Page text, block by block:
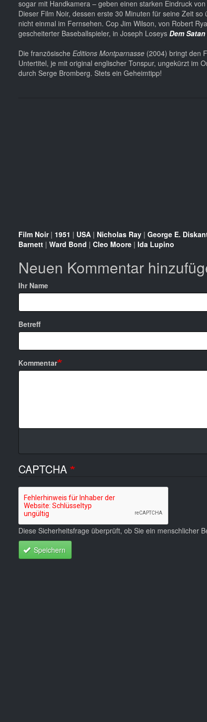
sogar mit Handkamera – geben einen starken Eindruck
Dieser Film Noir, dessen erste 30 Minuten für seine Zeit
nicht einmal im Fernsehen. Cop Jim Wilson, von Robert
gescheiterter Baseballspieler, in Joseph Loseys Dem
Die französische Editions Montparnasse (2004) bringt den
Untertitel, je mit original englischer Tonspur, ungekürzt im
durch Serge Bromberg. Stets ein Geheimtipp!
Film Noir| 1951 | USA | Nicholas Ray | George E.
Barnett | Ward Bond | Cleo Moore | Ida Lupino
Neuen Kommentar
Ihr Name
Betreff
Kommentar
CAPTCHA
Diese Sicherheitsfrage überprüft, ob Sie ein menschlicher
Speichern